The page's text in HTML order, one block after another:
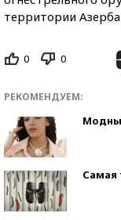
территории
0 0
РЕКОМЕНДУЕМ:
Самая